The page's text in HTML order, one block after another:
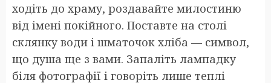
ходіть до храму, роздавайте милостиню
від імені покійного. Поставте на столі
склянку води і шматочок хліба — символ,
що душа ще з вами. Запаліть лампадку
біля фотографії і говоріть лише теплі